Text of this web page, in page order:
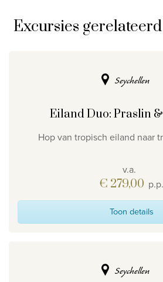
Excursies
Seychellen
Eiland Duo: Praslin
Hop van tropisch eiland naar
v.a.
€ 279,00 p.p.
Toon details
Seychellen